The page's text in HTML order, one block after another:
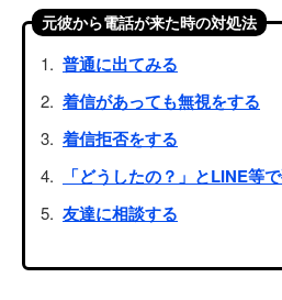
元彼から電話が来た時の対処法
普通に出てみる
着信があっても無視をする
着信拒否をする
「どうしたの？」とLINE等
友達に相談する